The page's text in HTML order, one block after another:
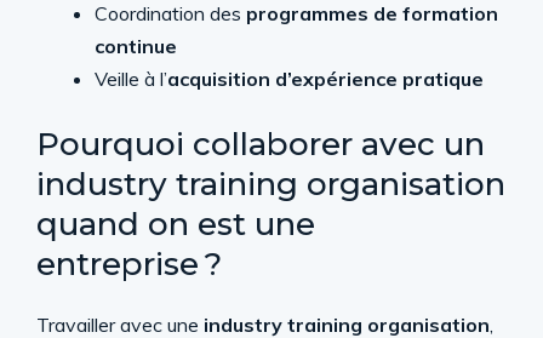
Coordination des programmes de formation
continue
Veille à l’acquisition d’expérience pratique
Pourquoi collaborer avec un
industry training organisation
quand on est une
entreprise ?
Travailler avec une industry training organisation,